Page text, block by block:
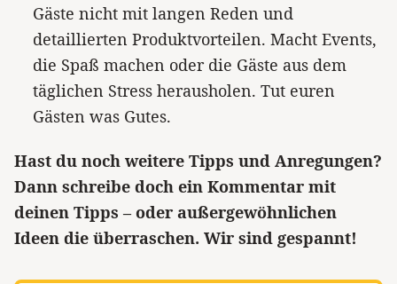
Gäste nicht mit langen Reden und
detaillierten Produktvorteilen. Macht Events,
die Spaß machen oder die Gäste aus dem
täglichen Stress herausholen. Tut euren
Gästen was Gutes.
Hast du noch weitere Tipps und Anregungen?
Dann schreibe doch ein Kommentar mit
deinen Tipps – oder außergewöhnlichen
Ideen die überraschen. Wir sind gespannt!